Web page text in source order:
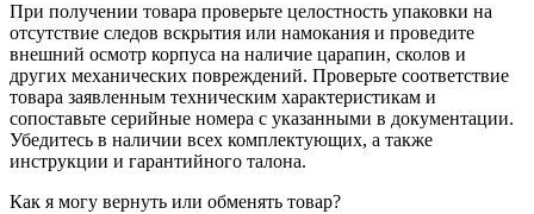
При получении товара проверьте целостность упаковки на
отсутствие следов вскрытия или намокания и проведите
внешний осмотр корпуса на наличие царапин, сколов и
других механических повреждений. Проверьте соответствие
товара заявленным техническим характеристикам и
сопоставьте серийные номера с указанными в документации.
Убедитесь в наличии всех комплектующих, а также
инструкции и гарантийного талона.
Как я могу вернуть или обменять товар?